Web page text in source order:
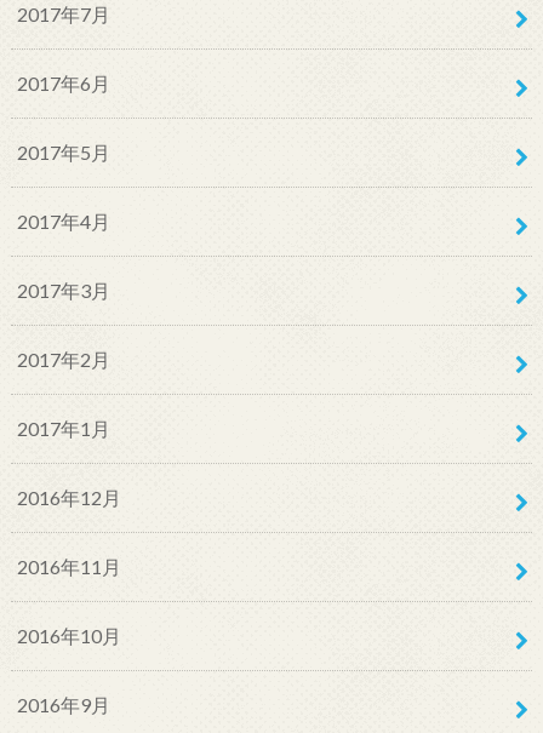
2017年7月
2017年6月
2017年5月
2017年4月
2017年3月
2017年2月
2017年1月
2016年12月
2016年11月
2016年10月
2016年9月